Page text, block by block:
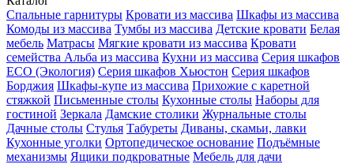
Спальные гарнитуры Кровати из массива Шкафы из массива
Комоды из массива Тумбы из массива Детские кровати Белая
мебель Матрасы Мягкие кровати из массива Кровати
семейства Альба из массива Кухни из массива Серия шкафов
ECO (Экология) Серия шкафов Хьюстон Серия шкафов
Борджия Шкафы-купе из массива Прихожие с каретной
стяжкой Письменные столы Кухонные столы Наборы для
гостиной Зеркала Дамские столики Журнальные столы
Дачные столы Стулья Табуреты Диваны, скамьи, лавки
Кухонные уголки Ортопедическое основание Подъёмные
механизмы Ящики подкроватные Мебель для дачи